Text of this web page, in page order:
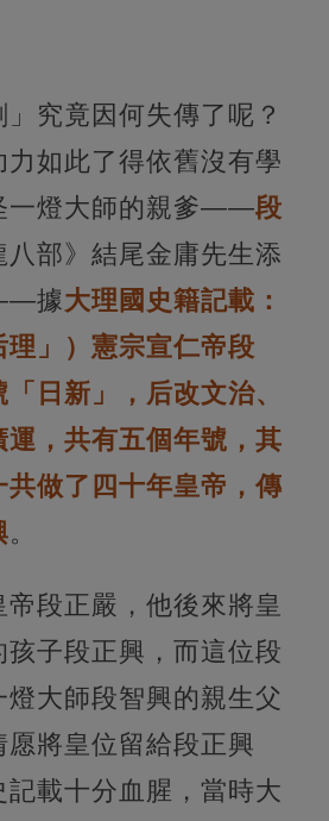
究竟因何失傳了呢？
如此了得依舊沒有學
一燈大師的親爹——段
八部》結尾金庸先生添
據大理國史籍記載：
理」）憲宗宣仁帝段
日新」，后改文治、
，共有五個年號，其
共做了四十年皇帝，傳
。
段正嚴，他後來將皇
子段正興，而這位段
大師段智興的親生父
將皇位留給段正興
載十分血腥，當時大